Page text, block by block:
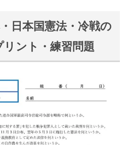
日本国憲法・冷戦の
ント・練習問題